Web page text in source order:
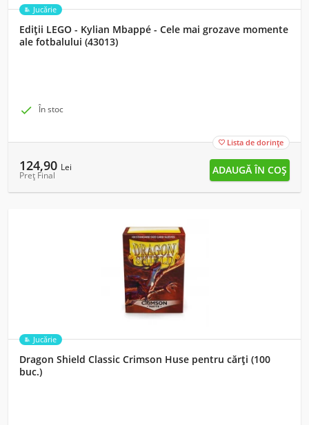
Jucărie
Ediții LEGO - Kylian Mbappé - Cele mai grozave momente
ale fotbalului (43013)
 În stoc
 Lista de dorințe
124,90 Lei
Preț Final
Jucărie
Dragon Shield Classic Crimson Huse pentru cărți (100
buc.)